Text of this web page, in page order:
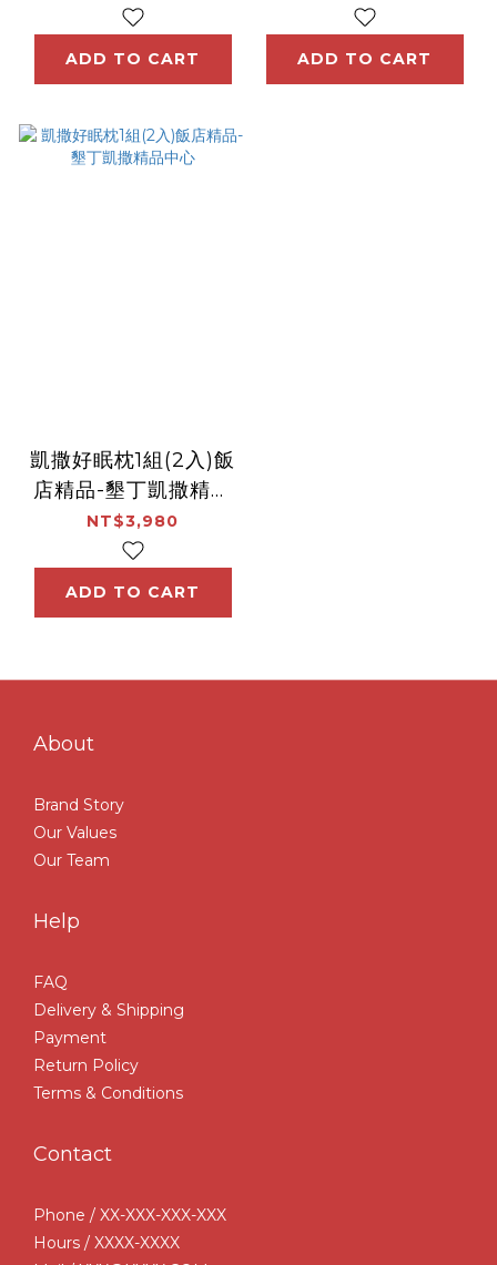
ADD TO CART ADD TO CART
凱撒好眠枕1組(2入)飯
店精品-墾丁凱撒精品
中心
NT$3,980
ADD TO CART
About
Brand Story
Our Values
Our Team
Help
FAQ
Delivery & Shipping
Payment
Return Policy
Terms & Conditions
Contact
Phone / XX-XXX-XXX-XXX
Hours / XXXX-XXXX